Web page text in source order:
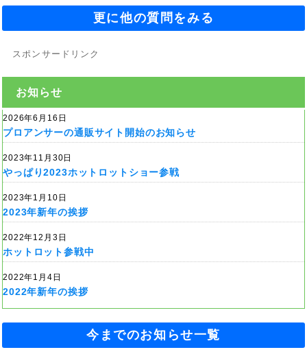
更に他の質問をみる
スポンサードリンク
お知らせ
2026年6月16日
プロアンサーの通販サイト開始のお知らせ
2023年11月30日
やっぱり2023ホットロットショー参戦
2023年1月10日
2023年新年の挨拶
2022年12月3日
ホットロット参戦中
2022年1月4日
2022年新年の挨拶
今までのお知らせ一覧